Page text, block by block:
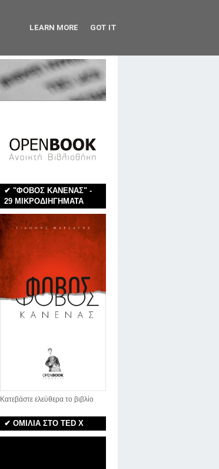
✔ "ΦΟΒΟΣ ΚΑΝΕΝΑΣ" -
29 ΜΙΚΡΟΔΙΗΓΗΜΑΤΑ
Κατεβάστε ελεύθερα το βιβλίο
✔ ΟΜΙΛΙΑ ΣΤΟ TED X
LEARN MORE GOT IT